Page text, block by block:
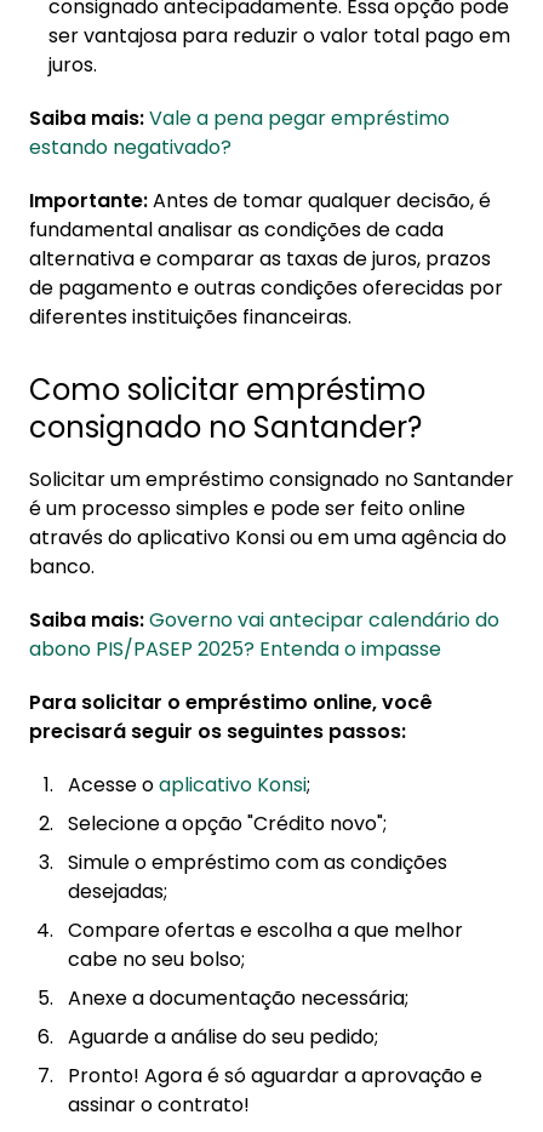
consignado antecipadamente. Essa opção pode
ser vantajosa para reduzir o valor total pago em
juros.
Saiba mais:Vale a pena pegar empréstimo
estando negativado?
Importante:Antes de tomar qualquer decisão, é
fundamental analisar as condições de cada
alternativa e comparar as taxas de juros, prazos
de pagamento e outras condições oferecidas por
diferentes instituições financeiras.
Como solicitar empréstimo
consignado no Santander?
Solicitar um empréstimo consignado no Santander
é um processo simples e pode ser feito online
através do aplicativo Konsi ou em uma agência do
banco.
Saiba mais:Governo vai antecipar calendário do
abono PIS/PASEP 2025? Entenda o impasse
Para solicitar o empréstimo online, você
precisará seguir os seguintes passos:
Acesse oaplicativo Konsi;
Selecione a opção "Crédito novo";
Simule o empréstimo com as condições
desejadas;
Compare ofertas e escolha a que melhor
cabe no seu bolso;
Anexe a documentação necessária;
Aguarde a análise do seu pedido;
Pronto! Agora é só aguardar a aprovação e
assinar o contrato!